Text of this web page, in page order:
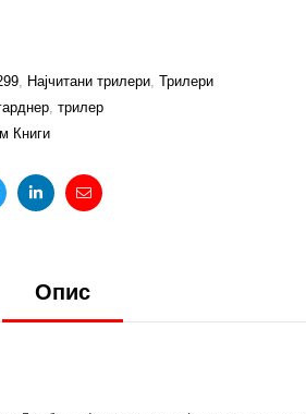
Најчитани трилери Трилери
трилер
Книги
LinkedinEmail
Опис